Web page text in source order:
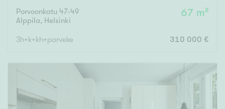
Porvoonkatu 47-49
Alppila, Helsinki
67 m²
3h+k+kh+parveke 310 000 €